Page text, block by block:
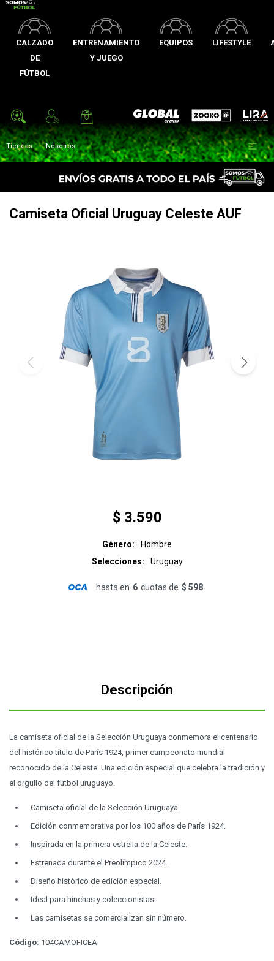
CALZADO
DE
FÚTBOL
ENTRENAMIENTO
Y JUEGO
EQUIPOS LIFESTYLE
Global Sports Zooko Lira
Tiendas Nosotros 
Camiseta Oficial Uruguay Celeste AUF
$ 3.590
Género
Hombre
Selecciones
Uruguay
hasta en 6 cuotas de $ 598
Descripción
La camiseta oficial de la Selección Uruguaya conmemora el centenario
del histórico título de París 1924, primer campeonato mundial
reconocido de la Celeste. Una edición especial que celebra la tradición y
el orgullo del fútbol uruguayo.
Camiseta oficial de la Selección Uruguaya.
Edición conmemorativa por los 100 años de París 1924.
Inspirada en la primera estrella de la Celeste.
Estrenada durante el Preolímpico 2024.
Diseño histórico de edición especial.
Ideal para hinchas y coleccionistas.
Las camisetas se comercializan sin número.
Código: 104CAMOFICEA